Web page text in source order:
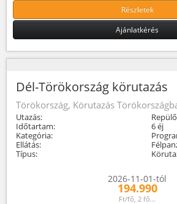
Részletek
Ajánlatkérés
Dél-Törökország körutazás
Törökország, Körutazás
Utazás:
Időtartam:
6 éj
Kategória:
Ellátás:
Típus:
2026-11-01-tól
194.990
Ft/fő, 2 fő...